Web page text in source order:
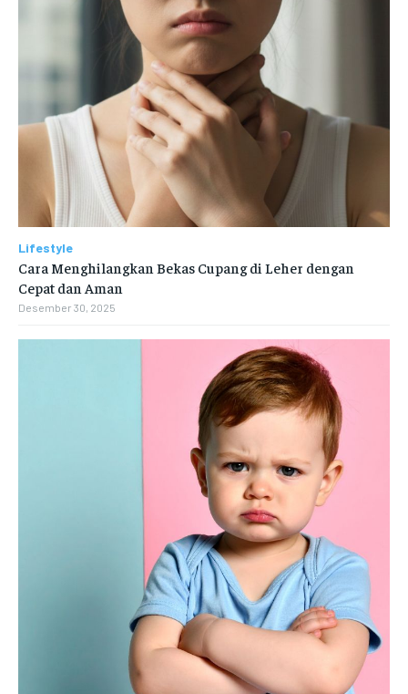
Lifestyle
Cara Menghilangkan Bekas Cupang di Leher dengan
Cepat dan Aman
Desember 30, 2025